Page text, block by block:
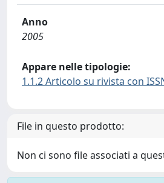
Anno
2005
Appare nelle tipologie:
1.1.2 Articolo su rivista con
File in questo prodotto:
Non ci sono file associati a